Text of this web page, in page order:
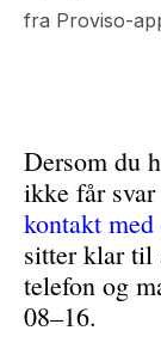
fra Proviso-
Dersom du
ikke får
kontakt med
sitter klar til
telefon og
08–16.